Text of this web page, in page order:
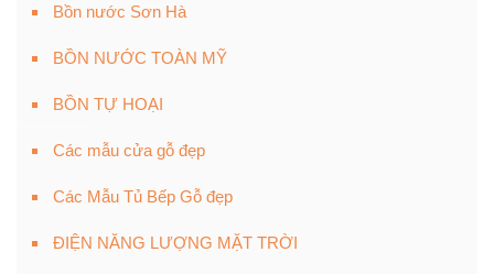
Bồn nước Sơn Hà
BỒN NƯỚC TOÀN MỸ
BỒN TỰ HOẠI
Các mẫu cửa gỗ đẹp
Các Mẫu Tủ Bếp Gỗ đẹp
ĐIỆN NĂNG LƯỢNG MẶT TRỜI